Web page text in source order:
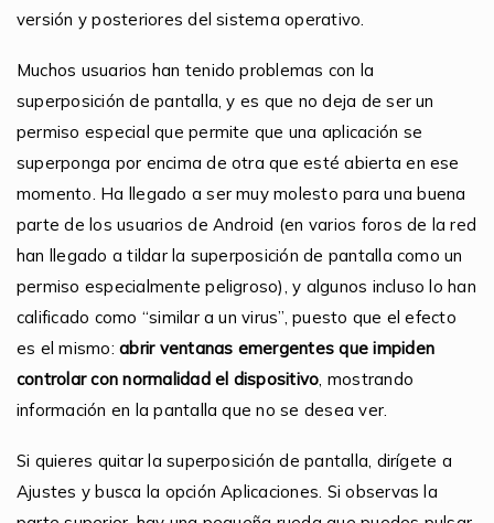
versión y posteriores del sistema operativo.
Muchos usuarios han tenido problemas con la
superposición de pantalla, y es que no deja de ser un
permiso especial que permite que una aplicación se
superponga por encima de otra que esté abierta en ese
momento. Ha llegado a ser muy molesto para una buena
parte de los usuarios de Android (en varios foros de la red
han llegado a tildar la superposición de pantalla como un
permiso especialmente peligroso), y algunos incluso lo han
calificado como “similar a un virus”, puesto que el efecto
es el mismo:abrir ventanas emergentes que impiden
controlar con normalidad el dispositivo , mostrando
información en la pantalla que no se desea ver.
Si quieres quitar la superposición de pantalla, dirígete a
Ajustes y busca la opción Aplicaciones. Si observas la